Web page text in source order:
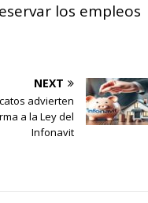
los empleos
NEXT
advierten
a la Ley del
Infonavit